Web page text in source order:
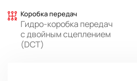
Коробка передач
Гидро-коробка передач
с двойным сцеплением
(DCT)